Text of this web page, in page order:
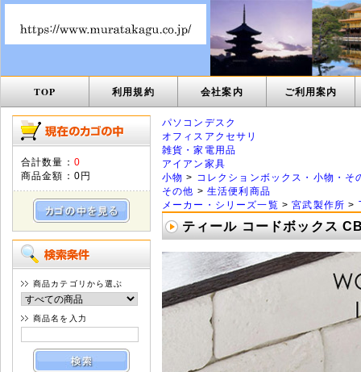
TOP 利用規約 会社案内 ご利用案内
合計数量： 0
商品金額： 0円
商品カテゴリから選ぶ
商品名を入力
パソコンデスク
オフィスアクセサリ
雑貨・家電用品
アイアン家具
小物 >
コレクションボックス・小物・そ
その他 > 生活便利商品
メーカー・シリーズ一覧 >宮武製作所 >
ティール コードボックス